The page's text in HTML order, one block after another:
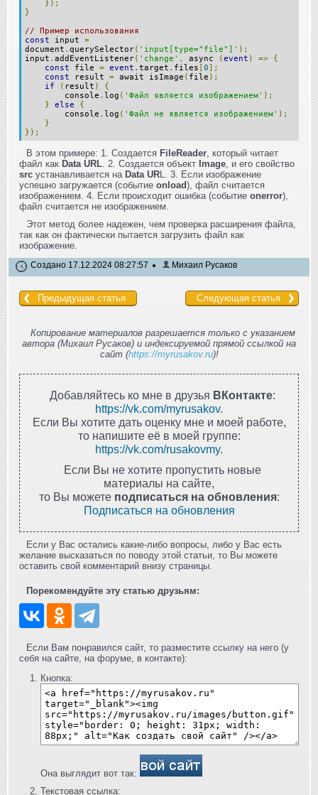
});
}
// Пример использования
const input =
document . querySelector( 'input[type="file"]' );
input . addEventListener( 'change' , async (event ) =>
{
const file = event . target . files [0];
const result = await isImage ( file );
if
( result )
{
console . log ( 'Файл является изображением' );
}
else
{
console . log ( 'Файл не является изображением' );
}
});
В этом примере: 1. Создается FileReader , который читает
файл как Data URL . 2. Создается объект Image , и его свойство
src устанавливается на Data URL. 3. Если изображение
успешно загружается (событие onload), файл считается
изображением. 4. Если происходит ошибка (событие onerror),
файл считается не изображением.
Этот метод более надежен, чем проверка расширения файла,
так как он фактически пытается загрузить файл как
изображение.
Создано 17.12.2024 08:27:57 Михаил Русаков
Предыдущая статья Следующая статья
Копирование материалов разрешается только с указанием
автора (Михаил Русаков) и индексируемой прямой ссылкой на
сайт (https://myrusakov.ru)!
Добавляйтесь ко мне в друзья ВКонтакте:
https://vk.com/myrusakov.
Если Вы хотите дать оценку мне и моей работе,
то напишите её в моей группе:
https://vk.com/rusakovmy.
Если Вы не хотите пропустить новые
материалы на сайте,
то Вы можете подписаться на обновления:
Подписаться на обновления
Если у Вас остались какие-либо вопросы, либо у Вас есть
желание высказаться по поводу этой статьи, то Вы можете
оставить свой комментарий внизу страницы.
Порекомендуйте эту статью друзьям:
Если Вам понравился сайт, то разместите ссылку на него (у
себя на сайте, на форуме, в контакте):
Кнопка:
Она выглядит вот так:
Текстовая ссылка: